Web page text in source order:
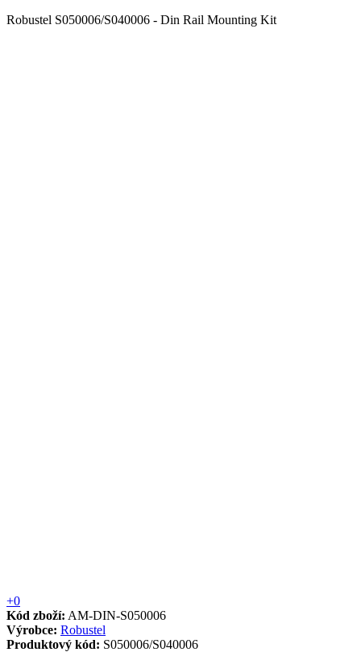
Robustel S050006/S040006 - Din Rail Mounting Kit
+0
Kód zboží: AM-DIN-S050006
Výrobce: Robustel
Produktový kód: S050006/S040006